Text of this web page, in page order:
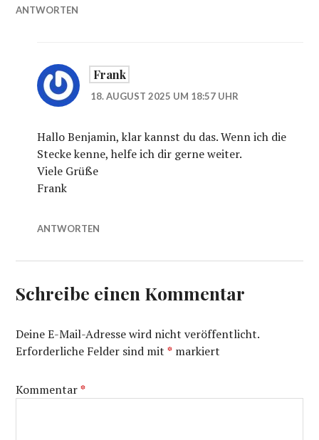
ANTWORTEN
Frank
18. AUGUST 2025 UM 18:57 UHR
Hallo Benjamin, klar kannst du das. Wenn ich die
Stecke kenne, helfe ich dir gerne weiter.
Viele Grüße
Frank
ANTWORTEN
Schreibe einen Kommentar
Deine E-Mail-Adresse wird nicht veröffentlicht.
Erforderliche Felder sind mit* markiert
Kommentar*